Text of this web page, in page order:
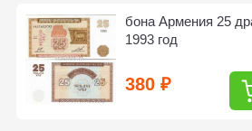
бона Армения 25
1993 год
380₽